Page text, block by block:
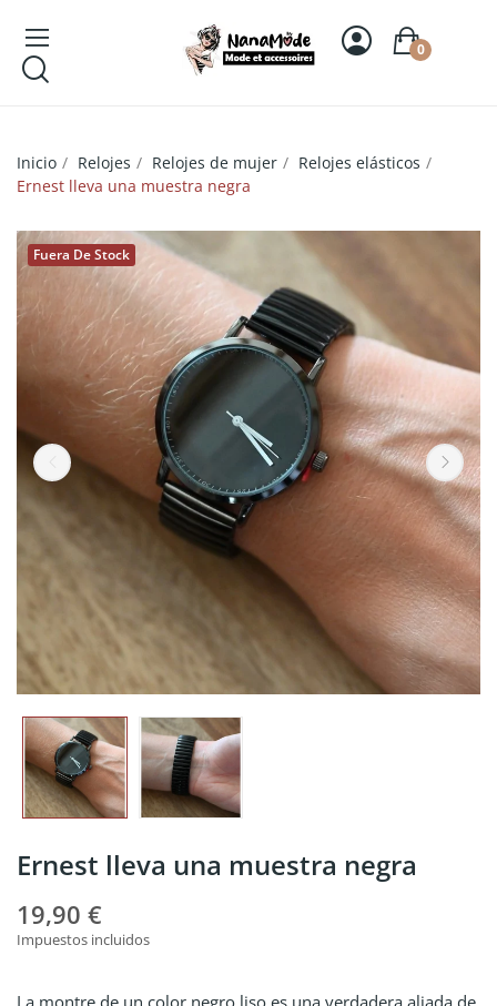
0
Inicio Relojes Relojes de mujer
Relojes elásticos
Ernest lleva una muestra negra
Fuera De Stock
Ernest lleva una muestra negra
19,90 €
Impuestos incluidos
La montre de un color negro liso es una verdadera aliada de